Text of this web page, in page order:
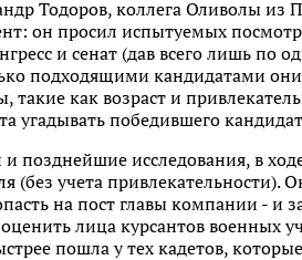
Тодоров, коллега Оливолы из
он просил испытуемых
и сенат (дав всего лишь по
подходящими кандидатами
такие как возраст и
угадывать победившего
позднейшие исследования, в
(без учета привлекательности).
на пост главы компании - и
лица курсантов военных
пошла у тех кадетов,